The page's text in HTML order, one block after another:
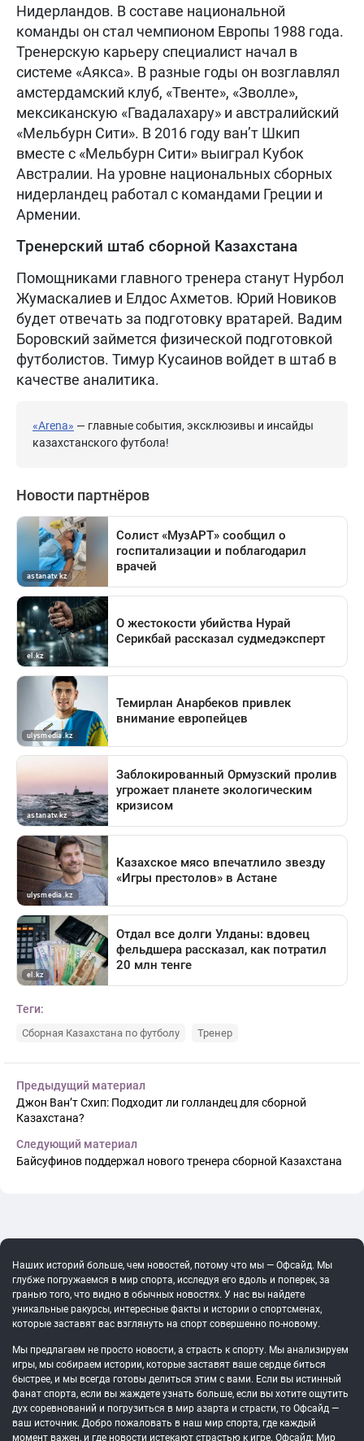
Нидерландов. В составе национальной
команды он стал чемпионом Европы 1988 года.
Тренерскую карьеру специалист начал в
системе «Аякса». В разные годы он возглавлял
амстердамский клуб, «Твенте», «Зволле»,
мексиканскую «Гвадалахару» и австралийский
«Мельбурн Сити». В 2016 году ван’т Шкип
вместе с «Мельбурн Сити» выиграл Кубок
Австралии. На уровне национальных сборных
нидерландец работал с командами Греции и
Армении.
Тренерский штаб сборной Казахстана
Помощниками главного тренера станут Нурбол
Жумаскалиев и Елдос Ахметов. Юрий Новиков
будет отвечать за подготовку вратарей. Вадим
Боровский займется физической подготовкой
футболистов. Тимур Кусаинов войдет в штаб в
качестве аналитика.
«Arena» — главные события, эксклюзивы и инсайды
казахстанского футбола!
Теги:
Сборная Казахстана по футболу Тренер
Предыдущий материал
Джон Ван’т Схип: Подходит ли голландец для сборной
Казахстана?
Следующий материал
Байсуфинов поддержал нового тренера сборной Казахстана
Наших историй больше, чем новостей, потому что мы — Офсайд. Мы
глубже погружаемся в мир спорта, исследуя его вдоль и поперек, за
гранью того, что видно в обычных новостях. У нас вы найдете
уникальные ракурсы, интересные факты и истории о спортсменах,
которые заставят вас взглянуть на спорт совершенно по-новому.
Мы предлагаем не просто новости, а страсть к спорту. Мы анализируем
игры, мы собираем истории, которые заставят ваше сердце биться
быстрее, и мы всегда готовы делиться этим с вами. Если вы истинный
фанат спорта, если вы жаждете узнать больше, если вы хотите ощутить
дух соревнований и погрузиться в мир азарта и страсти, то Офсайд —
ваш источник. Добро пожаловать в наш мир спорта, где каждый
момент важен, и где новости истекают страстью к игре. Офсайд: Мир